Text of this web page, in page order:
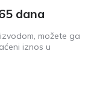
dana
možete ga
iznos u